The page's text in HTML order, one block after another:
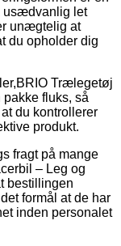
usædvanlig let
unægtelig at
du opholder dig
Trælegetøj
fluks, så
du kontrollerer
produkt.
fragt på mange
– Leg og
bestillingen
formål at de har
inden personalet